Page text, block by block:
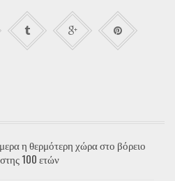
η θερμότερη χώρα στο βόρειο
100 ετών